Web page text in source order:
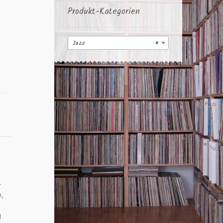
Produkt-Kategorien
×
Jazz